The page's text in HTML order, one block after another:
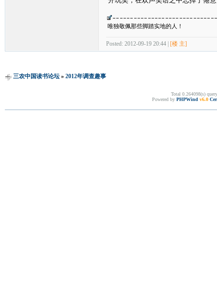
唯独敬佩那些脚踏实地的人！
Posted: 2012-09-19 20:44 | [楼 主]
三农中国读书论坛» 2012年调查趣事
Total 0.264098(s)
Powered by PHPWind v6.0